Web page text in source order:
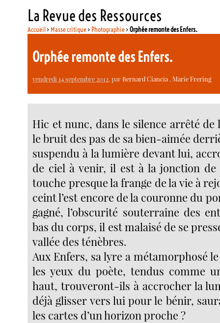
La Revue des Ressources
Accueil> Masse critique> Photographie>Orphée remonte des Enfers.
Orphée remonte des Enfers.
vendredi 14 septembre 2012, parBernard Ciancia ,Marie Frering
Hic et nunc, dans le silence arrêté de
le bruit des pas de sa bien-aimée
suspendu à la lumière devant lui,
de ciel à venir, il est à la jonction de
touche presque la frange de la vie à
ceint l’est encore de la couronne du
gagné, l’obscurité souterraine des
bas du corps, il est malaisé de se
vallée des ténèbres.
Aux Enfers, sa lyre a métamorphosé
les yeux du poète, tendus comme
haut, trouveront-ils à accrocher la
déjà glisser vers lui pour le bénir,
les cartes d’un horizon proche ?